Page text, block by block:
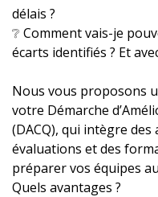
délais ?
❔ Comment vais-je
écarts identifiés ? Et
Nous vous proposons
votre Démarche
(DACQ), qui intègre
évaluations et des
préparer vos équipes
Quels avantages ?